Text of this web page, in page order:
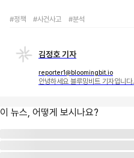
#정책 #사건사고 #분석
김정호 기자
reporter1@bloomingbit.io
안녕하세요 블루밍비트 기자입니다.
이 뉴스, 어떻게 보시나요?